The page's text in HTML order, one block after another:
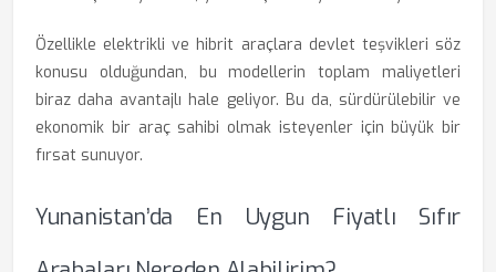
Özellikle elektrikli ve hibrit araçlara devlet teşvikleri söz
konusu olduğundan, bu modellerin toplam maliyetleri
biraz daha avantajlı hale geliyor. Bu da, sürdürülebilir ve
ekonomik bir araç sahibi olmak isteyenler için büyük bir
fırsat sunuyor.
Yunanistan’da En Uygun Fiyatlı Sıfır